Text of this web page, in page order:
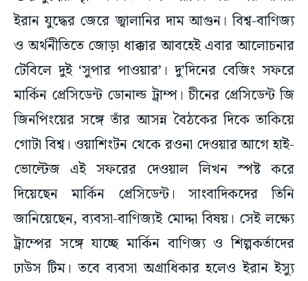
ইরান যুদ্ধের জেরে জ্বালানির দাম আগুন। বিশ্ব-বাণিজ্য
ও অর্থনীতিতে জোড়া ধাক্কার আবহেই এবার আলোচনার
টেবিলে দুই ‘সুপার পাওয়ার’। দু’দিনের বেজিং সফরে
মার্কিন প্রেসিডেন্ট ডোনাল্ড ট্রাম্প। চীনের প্রেসিডেন্ট জি
জিনপিংয়ের সঙ্গে তাঁর আসন্ন বৈঠকের দিকে তাকিয়ে
গোটা বিশ্ব। ওয়াশিংটন থেকে রওনা দেওয়ার আগে হাই-
ভোল্টেজ এই সফরের দেওয়াল লিখন স্পষ্ট করে
দিয়েছেন মার্কিন প্রেসিডেন্ট। সাংবাদিকদের তিনি
জানিয়েছেন, ব্যবসা-বাণিজ্যই মোদ্দা বিষয়। সেই লক্ষ্যে
ট্রাম্পের সঙ্গে যাচ্ছে মার্কিন বাণিজ্য ও শিল্পকর্তাদের
ঢাউস টিম। তবে ব্যবসা অগ্রাধিকার হলেও ইরান ইস্যু